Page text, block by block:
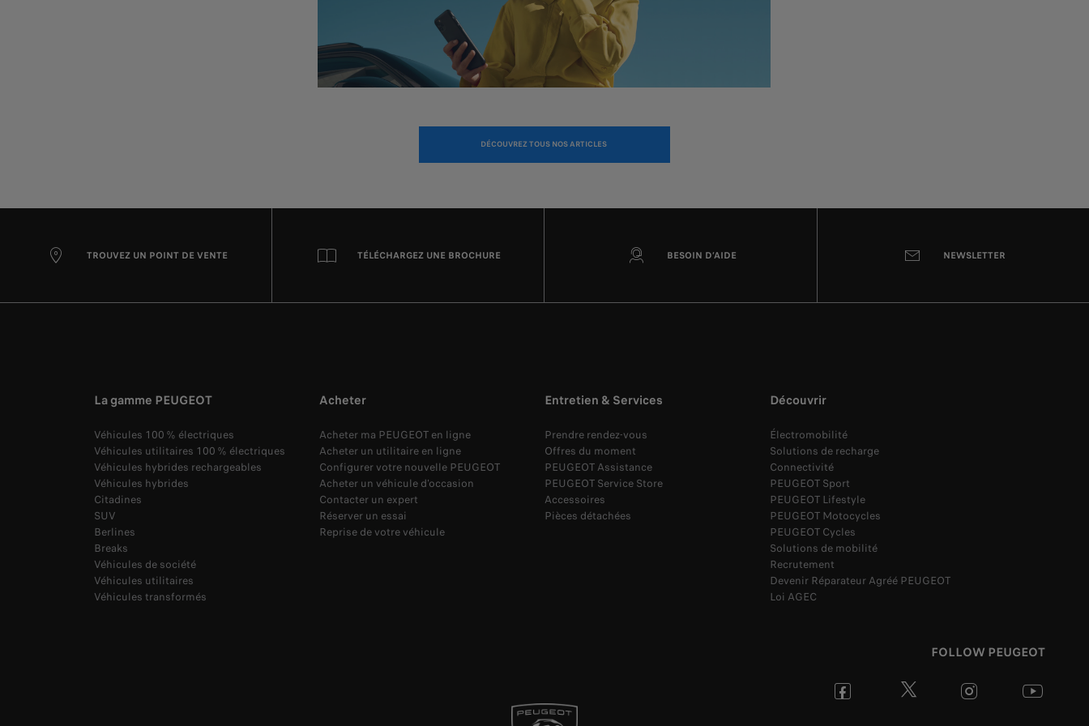
DÉCOUVREZ TOUS NOS ARTICLES
TROUVEZ UN POINT DE VENTE TÉLÉCHARGEZ UNE BROCHURE BESOIN D’AIDE NEWSLETTER
La gamme PEUGEOT
Véhicules 100 % électriques
Véhicules utilitaires 100 % électriques
Véhicules hybrides rechargeables
Véhicules hybrides
Citadines
SUV
Berlines
Breaks
Véhicules de société
Véhicules utilitaires
Véhicules transformés
Acheter
Acheter ma PEUGEOT en ligne
Acheter un utilitaire en ligne
Configurer votre nouvelle PEUGEOT
Acheter un véhicule d'occasion
Contacter un expert
Réserver un essai
Reprise de votre véhicule
Entretien & Services
Prendre rendez-vous
Offres du moment
PEUGEOT Assistance
PEUGEOT Service Store
Accessoires
Pièces détachées
Découvrir
Électromobilité
Solutions de recharge
Connectivité
PEUGEOT Sport
PEUGEOT Lifestyle
PEUGEOT Motocycles
PEUGEOT Cycles
Solutions de mobilité
Recrutement
Devenir Réparateur Agréé PEUGEOT
Loi AGEC
FOLLOW PEUGEOT